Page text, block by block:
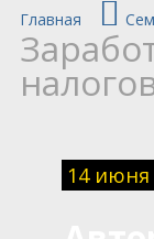
Главная
14 июня